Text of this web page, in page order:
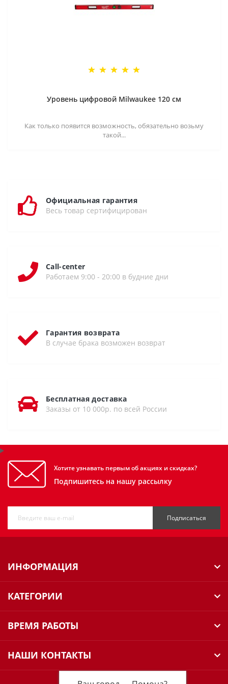
Уровень цифровой Milwaukee 120 см
Как только появится возможность, обязательно возьму
такой...
Официальная гарантия
Весь товар сертифицирован
Call-center
Работаем 9:00 - 20:00 в будние дни
Гарантия возврата
В случае брака возможен возврат
Бесплатная доставка
Заказы от 10 000р. по всей России
Хотите узнавать первым об акциях и скидках?
Подпишитесь на нашу рассылку
Подписаться
ИНФОРМАЦИЯ
КАТЕГОРИИ
ВРЕМЯ РАБОТЫ
НАШИ КОНТАКТЫ